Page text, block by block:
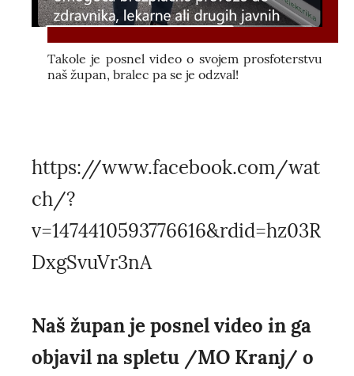
Takole je posnel video o svojem prosfoterstvu
naš župan, bralec pa se je odzval!
https://www.facebook.com/wat
ch/?
v=1474410593776616&rdid=hz03R
DxgSvuVr3nA
Naš župan je posnel video in ga
objavil na spletu /MO Kranj/ o